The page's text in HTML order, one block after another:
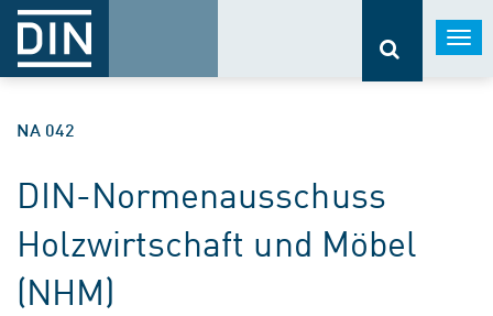
NA 042
DIN-Normenausschuss
Holzwirtschaft und Möbel
(NHM)